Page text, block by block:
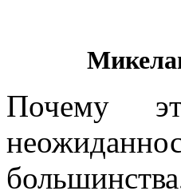
Почему